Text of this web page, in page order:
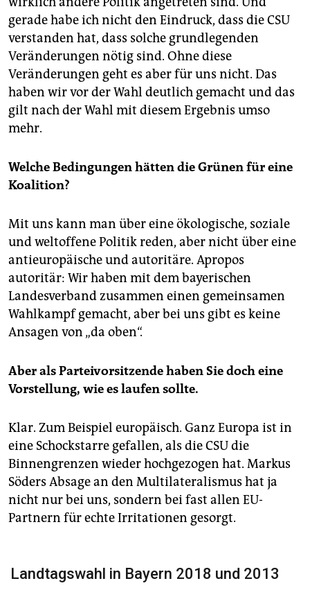
gerade habe ich nicht den Eindruck, dass die CSU
verstanden hat, dass solche grundlegenden
Veränderungen nötig sind. Ohne diese
Veränderungen geht es aber für uns nicht. Das
haben wir vor der Wahl deutlich gemacht und das
gilt nach der Wahl mit diesem Ergebnis umso
mehr.
Welche Bedingungen hätten die Grünen für eine
Koalition?
Mit uns kann man über eine ökologische, soziale
und weltoffene Politik reden, aber nicht über eine
antieuropäische und autoritäre. Apropos
autoritär: Wir haben mit dem bayerischen
Landesverband zusammen einen gemeinsamen
Wahlkampf gemacht, aber bei uns gibt es keine
Ansagen von „da oben“.
Aber als Parteivorsitzende haben Sie doch eine
Vorstellung, wie es laufen sollte.
Klar. Zum Beispiel europäisch. Ganz Europa ist in
eine Schockstarre gefallen, als die CSU die
Binnengrenzen wieder hochgezogen hat. Markus
Söders Absage an den Multilateralismus hat ja
nicht nur bei uns, sondern bei fast allen EU-
Partnern für echte Irritationen gesorgt.